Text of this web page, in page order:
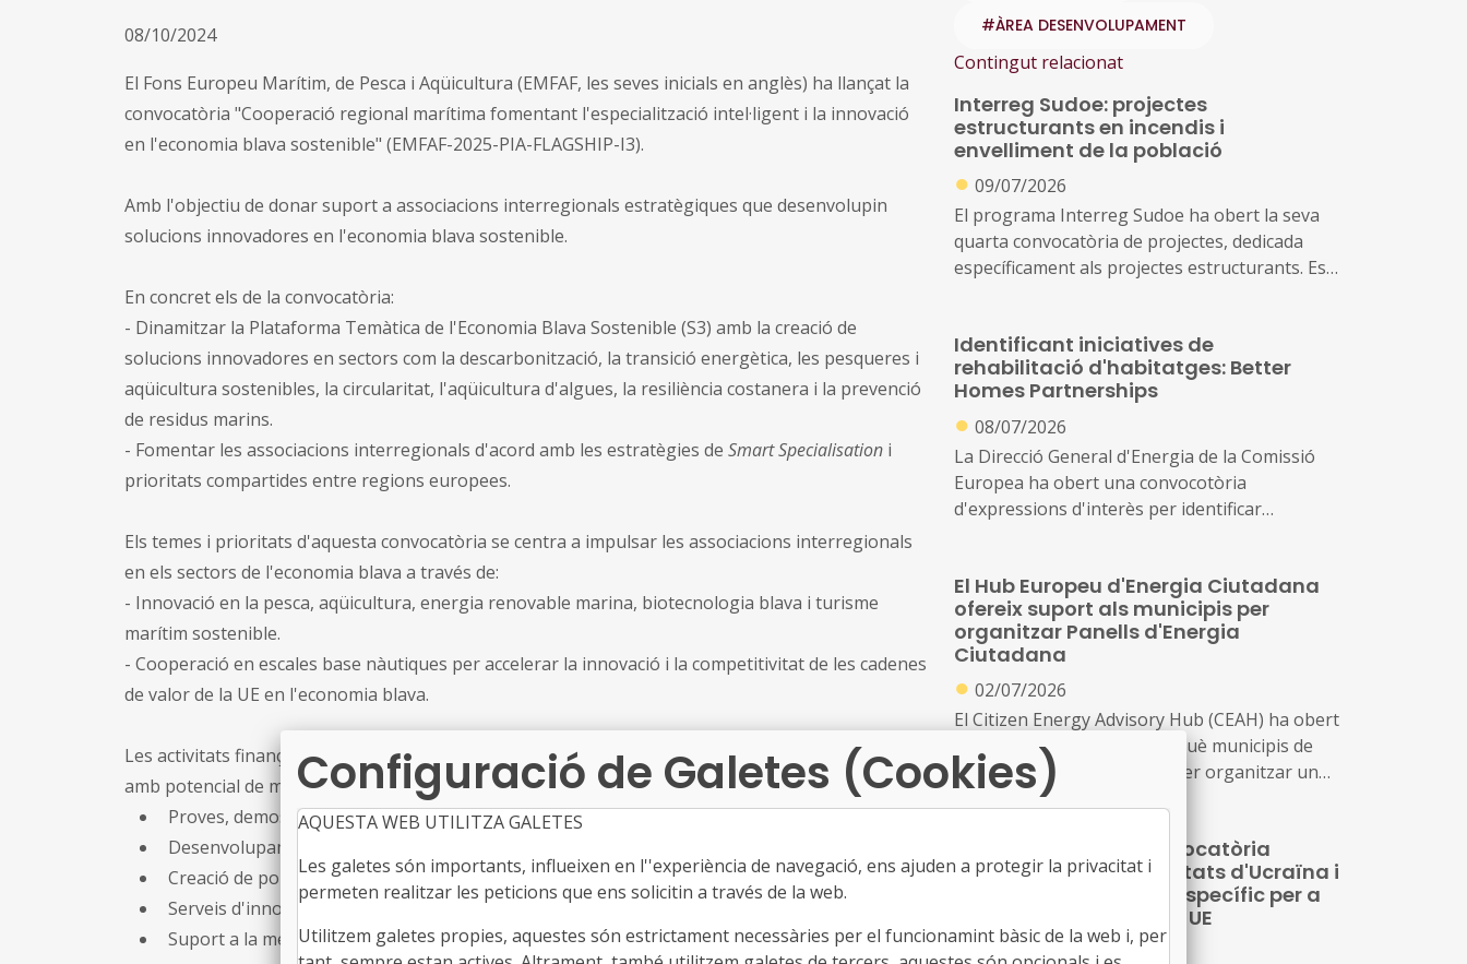
08/10/2024
El Fons Europeu Marítim, de Pesca i Aqüicultura (EMFAF, les seves inicials en anglès) ha llançat la
convocatòria "Cooperació regional marítima fomentant l'especialització intel·ligent i la innovació
en l'economia blava sostenible" (EMFAF-2025-PIA-FLAGSHIP-I3).
Amb l'objectiu de donar suport a associacions interregionals estratègiques que desenvolupin
solucions innovadores en l'economia blava sostenible.
En concret els de la convocatòria:
- Dinamitzar la Plataforma Temàtica de l'Economia Blava Sostenible (S3) amb la creació de
solucions innovadores en sectors com la descarbonització, la transició energètica, les pesqueres i
aqüicultura sostenibles, la circularitat, l'aqüicultura d'algues, la resiliència costanera i la prevenció
de residus marins.
- Fomentar les associacions interregionals d'acord amb les estratègies de Smart Specialisation i
prioritats compartides entre regions europees.
Els temes i prioritats d'aquesta convocatòria se centra a impulsar les associacions interregionals
en els sectors de l'economia blava a través de:
- Innovació en la pesca, aqüicultura, energia renovable marina, biotecnologia blava i turisme
marítim sostenible.
- Cooperació en escales base nàutiques per accelerar la innovació i la competitivitat de les cadenes
de valor de la UE en l'economia blava.
Les activitats finançables dels projectes seleccionats hauran d'identificar subprojectes d'inversió
amb potencial de mercat per a la innovació i poden incloure activitats com:
Proves, demostració i validació a gran escala de nous productes o serveis
Desenvolupament de prototips adaptats per a entorns reals
Creació de portafolis de projectes d'inversions pròxims al mercat
Serveis d'innovació per interconnectar cadenes de valor
Suport a la mentoria, formació i preparació per a la inversió
#ÀREA DESENVOLUPAMENT
Contingut relacionat
Interreg Sudoe: projectes
estructurants en incendis i
envelliment de la població
● 09/07/2026
El programa Interreg Sudoe ha obert la seva
quarta convocatòria de projectes, dedicada
específicament als projectes estructurants. Es
una dotació de prop de 8,8 milions d'euros
destinats a desenvolupar solucions
transnacionals a dos reptes crítics del sud-oest
europeu: la gestió d'incendis i les polítiques
públiques per afrontar l'envelliment de la
població.
Identificant iniciatives de
rehabilitació d'habitatges: Better
Homes Partnerships
● 08/07/2026
La Direcció General d'Energia de la Comissió
Europea ha obert una convocotòria
d'expressions d'interès per identificar
d'habitatges assequibles i de qualitat arreu de
la UE.
El Hub Europeu d'Energia Ciutadana
ofereix suport als municipis per
organitzar Panells d'Energia
Ciutadana
● 02/07/2026
El Citizen Energy Advisory Hub (CEAH) ha obert
la segona convocatòria perquè municipis de
tota la UE sol·licitin suport per organitzar un
Panell d'Energia Ciutadana, un taller d'una
locals en co-crear solucions per a la transició
energètica local.
URBACT obre una convocatòria
d'acceleració per a ciutats d'Ucraïna i
Moldàvia, amb un rol específic per a
ciutats mentores de la UE
●02/07/2026
Configuració de Galetes (Cookies)
AQUESTA WEB UTILITZA GALETES
Les galetes són importants, influeixen en l''experiència de navegació, ens ajuden a protegir la privacitat i
permeten realitzar les peticions que ens solicitin a través de la web.
Utilitzem galetes propies, aquestes són estrictament necessàries per el funcionamint bàsic de la web i, per